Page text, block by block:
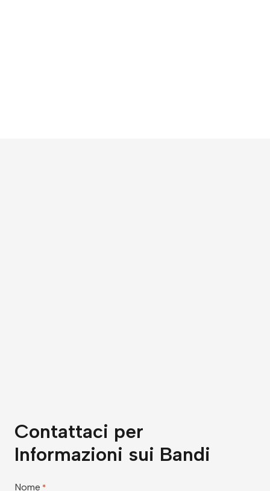
Contattaci per
Informazioni sui Bandi
Nome *